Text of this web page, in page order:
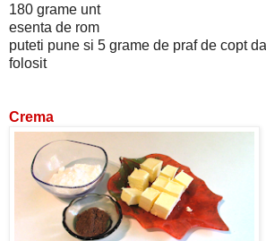
180 grame unt
esenta de rom
puteti pune si 5 grame de praf de copt
folosit
Crema